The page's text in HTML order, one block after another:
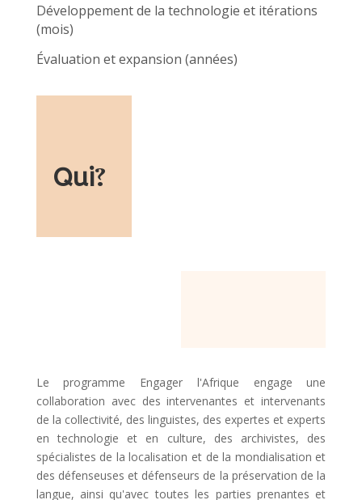
Développement de la technologie et itérations
(mois)
Évaluation et expansion (années)
Qui?
Le programme Engager l'Afrique engage une
collaboration avec des intervenantes et intervenants
de la collectivité, des linguistes, des expertes et experts
en technologie et en culture, des archivistes, des
spécialistes de la localisation et de la mondialisation et
des défenseuses et défenseurs de la préservation de la
langue, ainsi qu'avec toutes les parties prenantes et